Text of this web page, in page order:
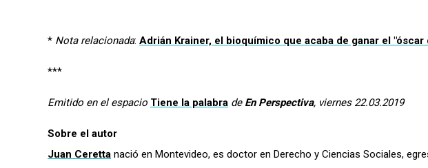
* Nota relacionada: Adrián Krainer, el bioquímico que acaba de ganar el "óscar
***
Emitido en el espacio Tiene la palabra de En Perspectiva, viernes 22.03.2019
Sobre el autor
Juan Ceretta nació en Montevideo, es doctor en Derecho y Ciencias Sociales,